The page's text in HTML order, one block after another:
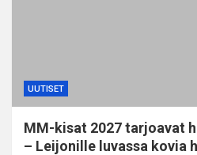
UUTISET
MM-kisat 2027 tarjoavat
– Leijonille luvassa kovia